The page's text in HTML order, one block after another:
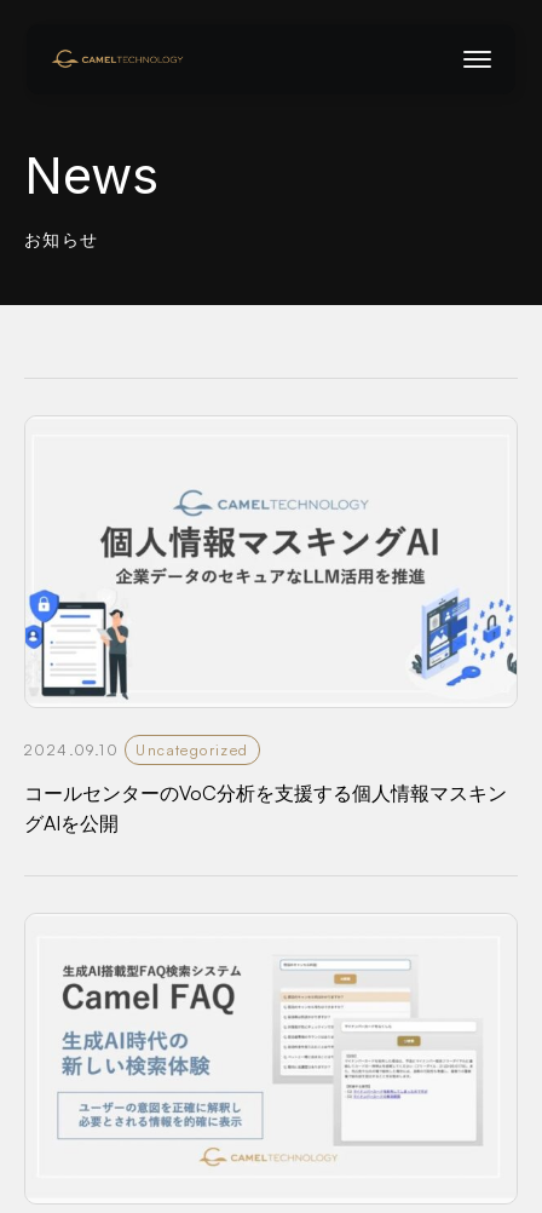
News
お知らせ
2024.09.10 Uncategorized
コールセンターのVoC分析を支援する個人情報マスキン
グAIを公開